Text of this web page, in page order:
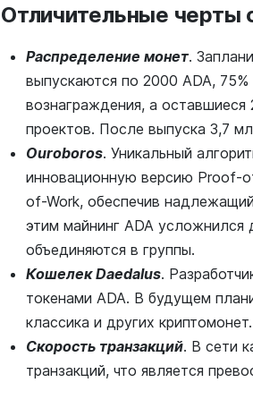
Отличительные черты
Распределение монет.
выпускаются по 2000 ADA,
вознаграждения, а
проектов. После выпуска 3,7
Ouroboros. Уникальный
инновационную версию Proof-
of-Work, обеспечив
этим майнинг ADA усложнился
объединяются в группы.
Кошелек Daedalus.
токенами ADA. В будущем
классика и других криптомонет.
Скорость транзакций. В сети
транзакций, что является